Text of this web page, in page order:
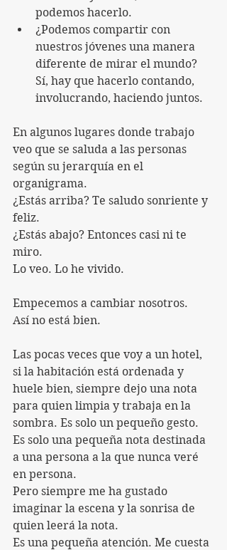
podemos hacerlo.
¿Podemos compartir con
nuestros jóvenes una manera
diferente de mirar el mundo?
Sí, hay que hacerlo contando,
involucrando, haciendo juntos.
En algunos lugares donde trabajo
veo que se saluda a las personas
según su jerarquía en el
organigrama.
¿Estás arriba? Te saludo sonriente y
feliz.
¿Estás abajo? Entonces casi ni te
miro.
Lo veo. Lo he vivido.
Empecemos a cambiar nosotros.
Así no está bien.
Las pocas veces que voy a un hotel,
si la habitación está ordenada y
huele bien, siempre dejo una nota
para quien limpia y trabaja en la
sombra. Es solo un pequeño gesto.
Es solo una pequeña nota destinada
a una persona a la que nunca veré
en persona.
Pero siempre me ha gustado
imaginar la escena y la sonrisa de
quien leerá la nota.
Es una pequeña atención. Me cuesta